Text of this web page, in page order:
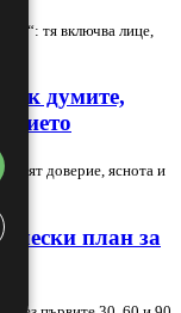
тя включва лице,
думите,
доверие, яснота и
план за